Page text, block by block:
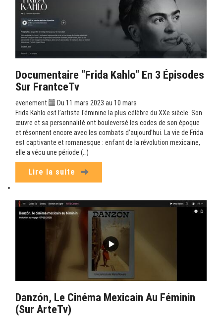
Documentaire "Frida Kahlo" En 3 Épisodes
Sur FrantceTv
evenement
Du 11 mars 2023 au 10 mars
Frida Kahlo est l’artiste féminine la plus célèbre du XXe siècle. Son
œuvre et sa personnalité ont bouleversé les codes de son époque
et résonnent encore avec les combats d’aujourd’hui. La vie de Frida
est captivante et romanesque : enfant de la révolution mexicaine,
elle a vécu une période (…)
Lire la suite
Danzón, Le Cinéma Mexicain Au Féminin
(sur ArteTv)